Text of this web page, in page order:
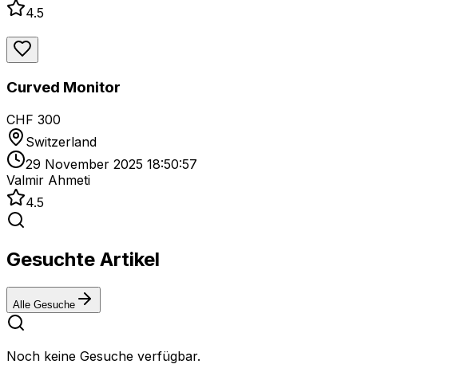
4.5
Curved Monitor
CHF 300
Switzerland
29 November 2025 18:50:57
Valmir Ahmeti
4.5
Gesuchte Artikel
Alle Gesuche
Noch keine Gesuche verfügbar.